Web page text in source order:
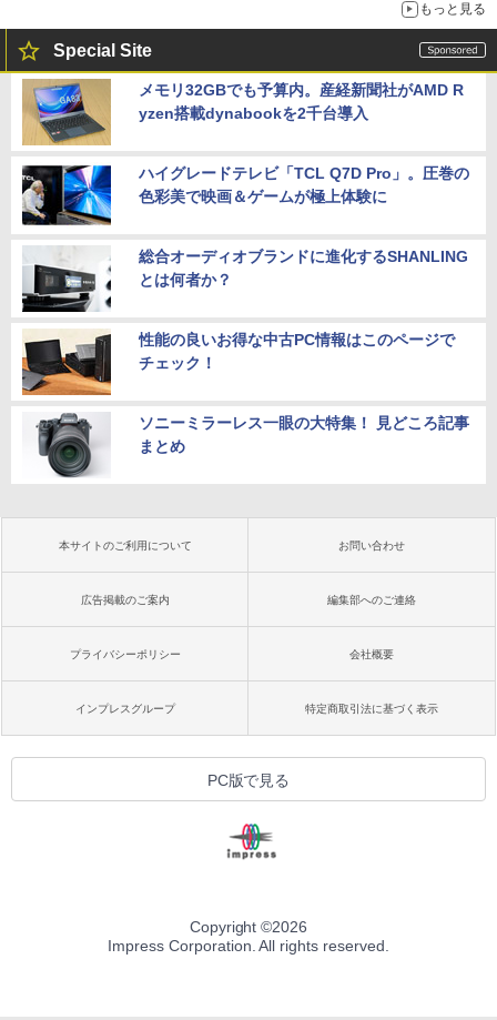
もっと見る
Special Site
メモリ32GBでも予算内。産経新聞社がAMD R
yzen搭載dynabookを2千台導入
ハイグレードテレビ「TCL Q7D Pro」。圧巻の
色彩美で映画＆ゲームが極上体験に
総合オーディオブランドに進化するSHANLING
とは何者か？
性能の良いお得な中古PC情報はこのページで
チェック！
ソニーミラーレス一眼の大特集！ 見どころ記事
まとめ
本サイトのご利用について お問い合わせ
広告掲載のご案内 編集部へのご連絡
プライバシーポリシー 会社概要
インプレスグループ 特定商取引法に基づく表示
PC版で見る
Copyright ©2026
Impress Corporation. All rights reserved.